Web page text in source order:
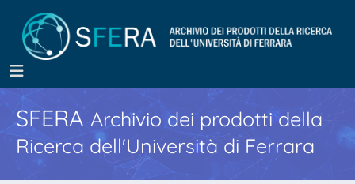
SFERA Archivio dei prodotti della
Ricerca dell'Università di Ferrara